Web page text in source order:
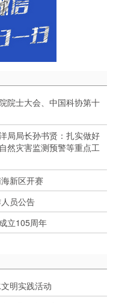
院士大会、中国科协第十
局局长孙书贤：扎实做好
然灾害监测预警等重点工
新区开赛
员公告
立105周年
明实践活动